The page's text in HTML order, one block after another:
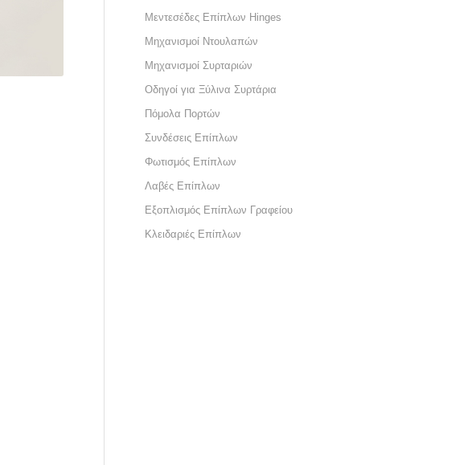
Μεντεσέδες Επίπλων Hinges
Μηχανισμοί Ντουλαπών
Μηχανισμοί Συρταριών
Οδηγοί για Ξύλινα Συρτάρια
Πόμολα Πορτών
Συνδέσεις Επίπλων
Φωτισμός Επίπλων
Λαβές Επίπλων
Εξοπλισμός Επίπλων Γραφείου
Κλειδαριές Επίπλων